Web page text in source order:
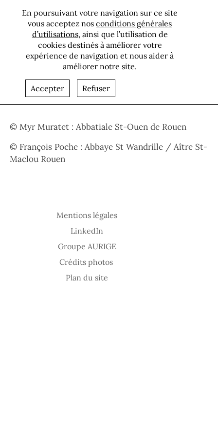
En poursuivant votre navigation sur ce site
vous acceptez nosconditions générales
d’utilisations, ainsi que l’utilisation de
cookies destinés à améliorer votre
expérience de navigation et nous aider à
améliorer notre site.
Accepter Refuser
Crédits photos
© Myr Muratet : Abbatiale St-Ouen de Rouen
© François Poche : Abbaye St Wandrille / Aître St-
Maclou Rouen
Mentions légales
LinkedIn
Groupe AURIGE
Crédits photos
Plan du site